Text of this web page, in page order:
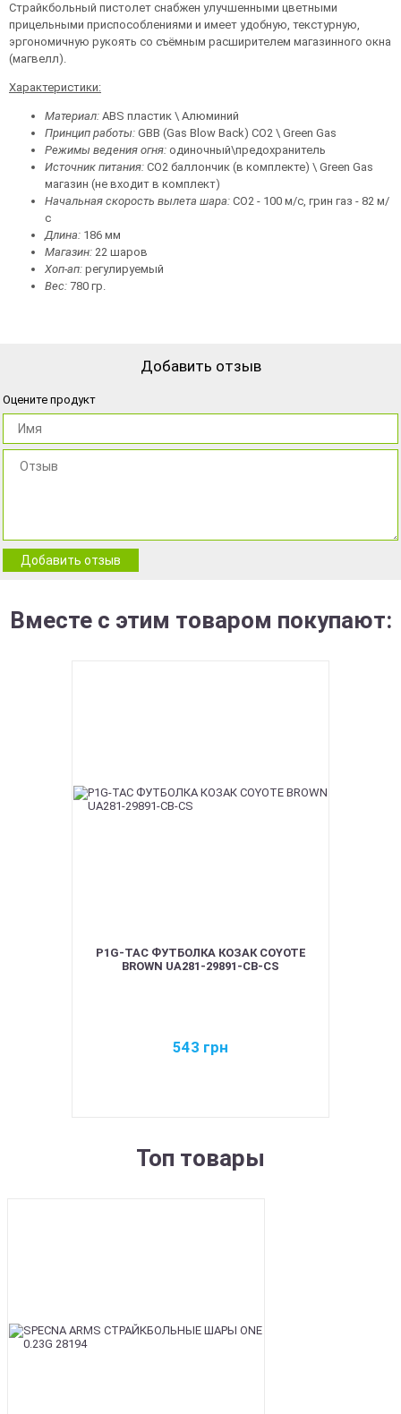
Страйкбольный пистолет снабжен улучшенными цветными
прицельными приспособлениями и имеет удобную, текстурную,
эргономичную рукоять со съёмным расширителем магазинного окна
(магвелл).
Характеристики:
Материал: ABS пластик \ Алюминий
Принцип работы: GBB (Gas Blow Back) CO2 \ Green Gas
Режимы ведения огня: одиночный\предохранитель
Источник питания: CO2 баллончик (в комплекте) \ Green Gas
магазин (не входит в комплект)
Начальная скорость вылета шара: CO2 - 100 м/с, грин газ - 82 м/
с
Длина: 186 мм
Магазин: 22 шаров
Хоп-ап: регулируемый
Вес: 780 гр.
Добавить отзыв
Оцените продукт
Добавить отзыв
Вместе с этим товаром покупают:
P1G-TAC ФУТБОЛКА КОЗАК COYOTE
BROWN UA281-29891-CB-CS
543 грн
Топ товары